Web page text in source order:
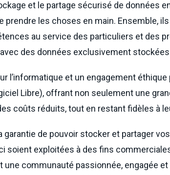
et le partage sécurisé de données
prendre les choses en main. Ensemble,
au service des particuliers et des
des données exclusivement stockées
l’informatique et un engagement
Libre), offrant non seulement une
coûts réduits, tout en restant fidèles à
garantie de pouvoir stocker et partager
soient exploitées à des fins
une communauté passionnée, engagée